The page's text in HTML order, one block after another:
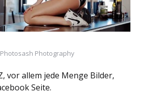
Photography
vor allem jede Menge Bilder,
Seite.